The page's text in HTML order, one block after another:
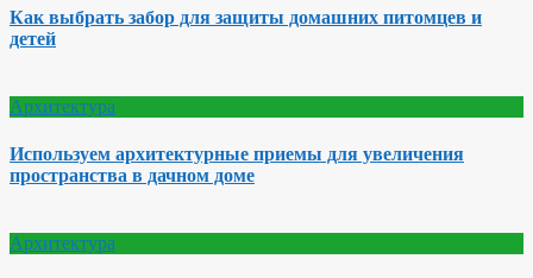
Как выбрать забор для защиты домашних питомцев и
детей
Архитектура
Используем архитектурные приемы для увеличения
пространства в дачном доме
Архитектура